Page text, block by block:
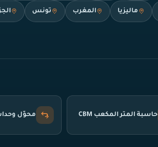
ماليزيا المغرب تونس
حاسبة المتر المكعب CBM محوّل